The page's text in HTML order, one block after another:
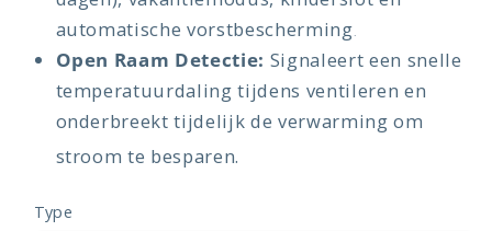
automatische vorstbescherming.
Open Raam Detectie: Signaleert een snelle
temperatuurdaling tijdens ventileren en
onderbreekt tijdelijk de verwarming om
stroom te besparen.
Type